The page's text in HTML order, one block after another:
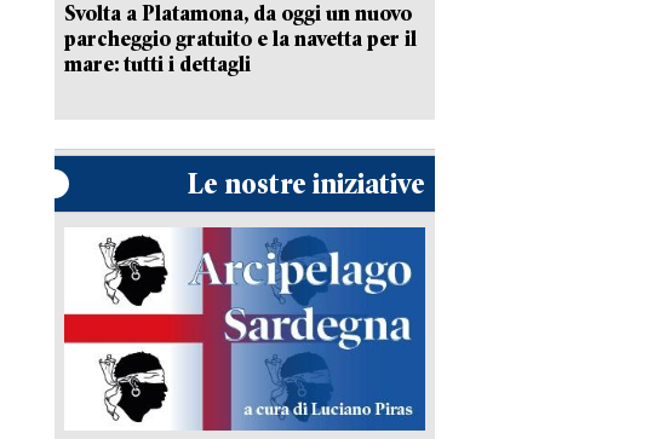
Svolta a Platamona, da oggi un nuovo
parcheggio gratuito e la navetta per il
mare: tutti i dettagli
Le nostre iniziative